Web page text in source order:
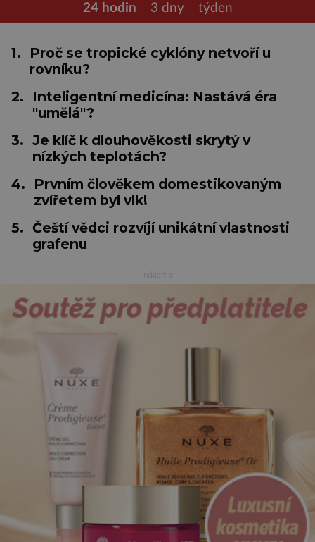
24 hodin 3 dny týden
1.
Proč se tropické cyklóny netvoří u
rovníku?
2.
Inteligentní medicína: Nastává éra
"umělá"?
3. Je klíč k dlouhověkosti skrytý v
nízkých teplotách?
4.
Prvním člověkem domestikovaným
zvířetem byl vlk!
5. Čeští vědci rozvíjí unikátní vlastnosti
grafenu